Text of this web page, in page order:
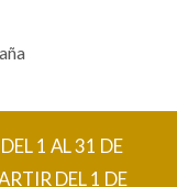
1 AL 31 DE
DEL 1 DE